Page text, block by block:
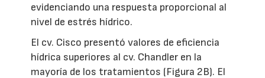
evidenciando una respuesta proporcional al
nivel de estrés hídrico.
El cv. Cisco presentó valores de eficiencia
hídrica superiores al cv. Chandler en la
mayoría de los tratamientos (Figura 2B). El